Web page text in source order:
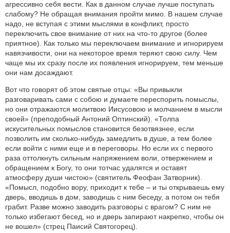
агрессивно себя вести. Как в данном случае лучше поступать
слабому? Не обращая внимания пройти мимо. В нашем случае
надо, не вступая с этими мыслями в конфликт, просто
переключить свое внимание от них на что-то другое (более
приятное). Как только мы переключаем внимание и игнорируем
навязчивости, они на некоторое время теряют свою силу. Чем
чаще мы их сразу после их появления игнорируем, тем меньше
они нам досаждают.
Вот что говорят об этом святые отцы: «Вы привыкли
разговаривать сами с собою и думаете переспорить помыслы,
но они отражаются молитвою Иисусовою и молчанием в мысли
своей» (преподобный Антоний Оптинский). «Толпа
искусительных помыслов становится безотвязнее, если
позволить им сколько-нибудь замедлить в душе, а тем более
если войти с ними еще и в переговоры. Но если их с первого
раза оттолкнуть сильным напряжением воли, отвержением и
обращением к Богу, то они тотчас удалятся и оставят
атмосферу души чистою» (святитель Феофан Затворник).
«Помысл, подобно вору, приходит к тебе – и ты открываешь ему
дверь, вводишь в дом, заводишь с ним беседу, а потом он тебя
грабит. Разве можно заводить разговоры с врагом? С ним не
только избегают бесед, но и дверь запирают накрепко, чтобы он
не вошел» (стрец Паисий Святогорец).